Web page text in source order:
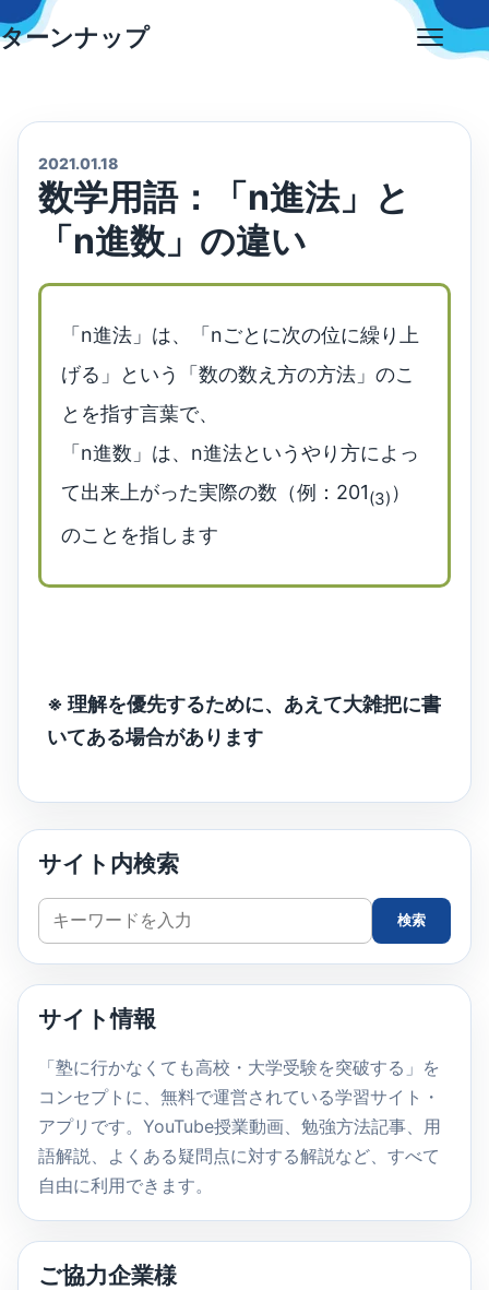
Skip
to
ターンナップ
2021.01.18
数学用語：「n進法」と
「n進数」の違い
「n進法」は、「nごとに次の位に繰り上
げる」という「数の数え方の方法」のこ
とを指す言葉で、
「n進数」は、n進法というやり方によっ
て出来上がった実際の数（例：201(3) ）
のことを指します
※ 理解を優先するために、あえて大雑把に書
いてある場合があります
サイト内検索
サ
イ
ト
検
索
検索
サイト情報
「塾に行かなくても高校・大学受験を突破する」を
コンセプトに、無料で運営されている学習サイト・
アプリです。YouTube授業動画、勉強方法記事、用
語解説、よくある疑問点に対する解説など、すべて
自由に利用できます。
ご協力企業様